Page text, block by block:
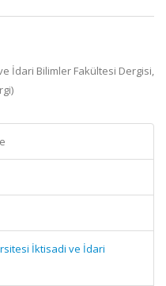
İdari Bilimler Fakültesi Dergisi,
İktisadi ve İdari